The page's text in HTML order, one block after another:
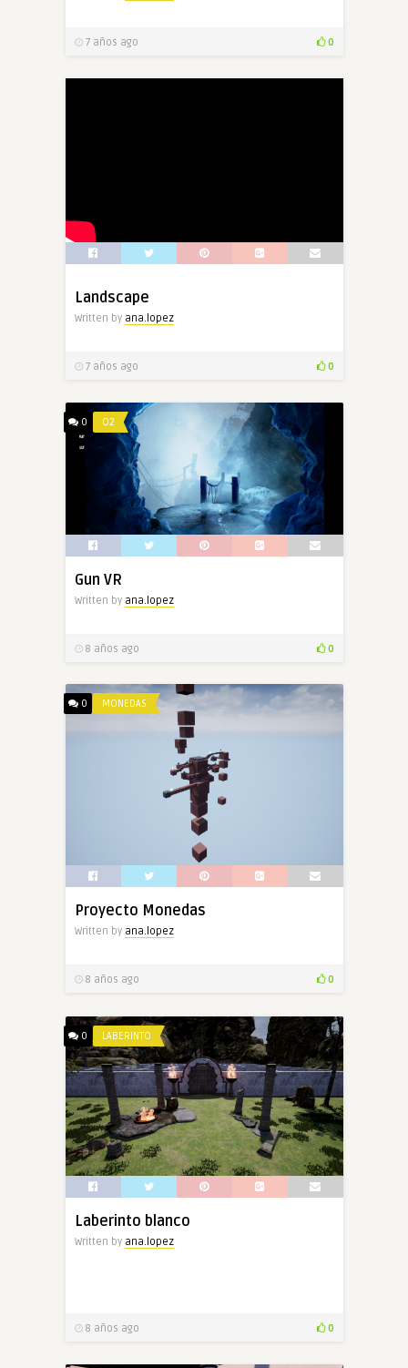
7 años ago 0
Landscape
Written by ana.lopez
7 años ago 0
0 O2
Gun VR
Written by ana.lopez
8 años ago 0
0 MONEDAS
Proyecto Monedas
Written by ana.lopez
8 años ago 0
0 LABERINTO
Laberinto blanco
Written by ana.lopez
8 años ago 0